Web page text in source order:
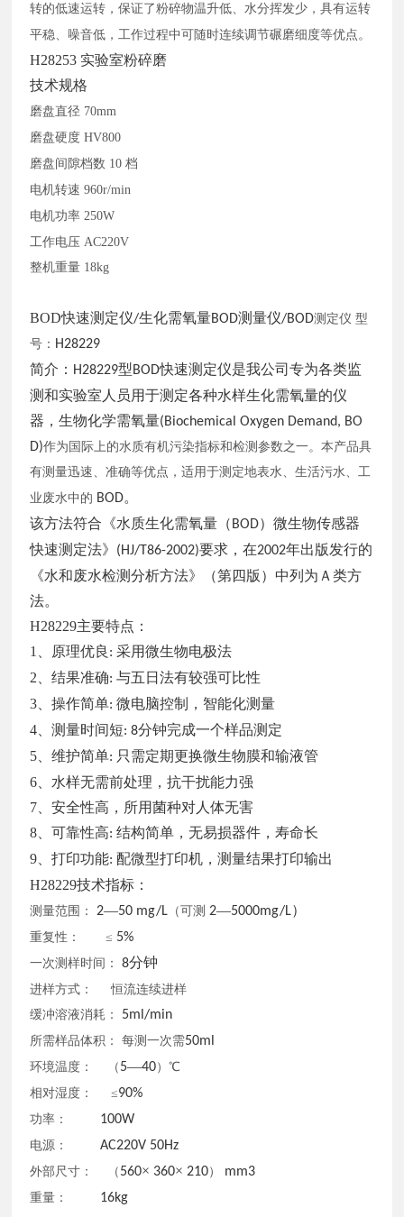
转的低速运转，保证了粉碎物温升低、水分挥发少，具有运转
平稳、噪音低，工作过程中可随时连续调节碾磨细度等优点。
H28253 实验室粉碎磨
技术规格
磨盘直径 70mm
磨盘硬度 HV800
磨盘间隙档数 10 档
电机转速 960r/min
电机功率 250W
工作电压 AC220V
整机重量 18kg
BOD快速测定仪/生化需氧量BOD测量仪/BOD测定仪 型
号： H28229
简介： H28229型BOD快速测定仪是我公司专为各类监
测和实验室人员用于测定各种水样生化需氧量的仪
器，生物化学需氧量(Biochemical Oxygen Demand, BO
D)作为国际上的水质有机污染指标和检测参数之一。本产品具
有测量迅速、准确等优点，适用于测定地表水、生活污水、工
业废水中的 BOD。
该方法符合《水质生化需氧量（ BOD）微生物传感器
快速测定法》 (HJ/T86-2002)要求，在2002年出版发行的
《水和废水检测分析方法》（第四版）中列为Ａ类方
法。
H28229主要特点：
1、原理优良 :采用微生物电极法
2、结果准确:与五日法有较强可比性
3、操作简单:微电脑控制，智能化测量
4、测量时间短: 8分钟完成一个样品测定
5、维护简单: 只需定期更换微生物膜和输液管
6、水样无需前处理，抗干扰能力强
7、安全性高，所用菌种对人体无害
8、可靠性高:结构简单，无易损器件，寿命长
9、打印功能: 配微型打印机，测量结果打印输出
H28229技术指标：
测量范围： 2—50 mg/L （可测 2—5000mg/L）
重复性： ≤ 5%
一次测样时间： 8分钟
进样方式：
恒流连续进样
缓冲溶液消耗：
5ml/min
所需样品体积： 每测一次需50ml
环境温度： （ 5—40）℃
相对湿度：
≤90%
功率： 100W
电源： AC220V 50Hz
外部尺寸： （ 560× 360× 210） mm3
重量： 16kg